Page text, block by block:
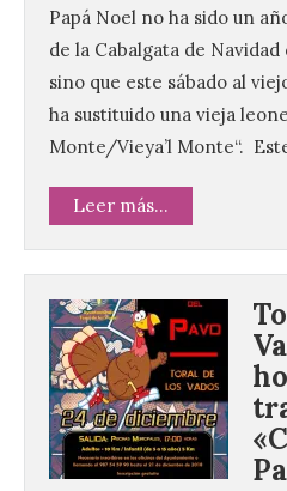
Papá Noel no ha sido un
de la Cabalgata de
sino que este sábado al
ha sustituido una vieja
Monte/Vieya’l Monte“.
Leer más...